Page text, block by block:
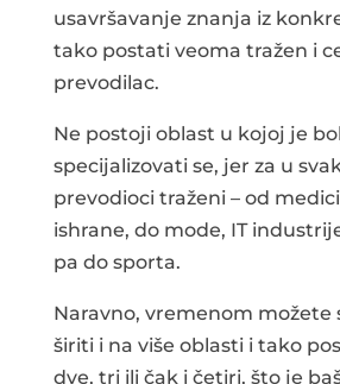
usavršavanje znanja iz
tako postati veoma tražen i
prevodilac.
Ne postoji oblast u kojoj je
specijalizovati se, jer za u
prevodioci traženi – od
ishrane, do mode, IT
pa do sporta.
Naravno, vremenom možete
širiti i na više oblasti i tako
dve, tri ili čak i četiri, što je